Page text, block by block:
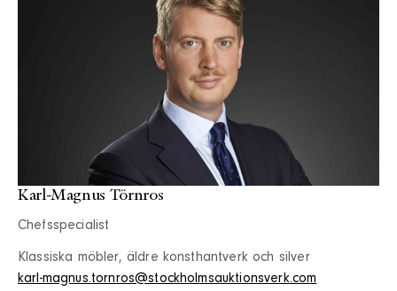
Karl-Magnus Törnros
Chefsspecialist
Klassiska möbler, äldre konsthantverk och silver
karl-magnus.tornros@stockholmsauktionsverk.com